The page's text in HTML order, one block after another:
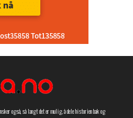
også, så langt det er mulig, å dele historien bak og